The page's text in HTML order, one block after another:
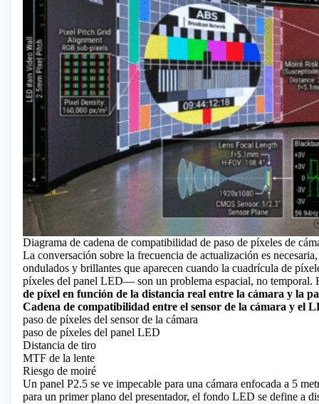
Diagrama de cadena de compatibilidad de paso de píxeles de
La conversación sobre la frecuencia de actualización es
ondulados y brillantes que aparecen cuando la cuadrícula de
píxeles del panel LED— son un problema espacial, no temporal.
de píxel en función de la distancia real entre la cámara y la
Cadena de compatibilidad entre el sensor de la cámara y el
paso de píxeles del sensor de la cámara
paso de píxeles del panel LED
Distancia de tiro
MTF de la lente
Riesgo de moiré
Un panel P2.5 se ve impecable para una cámara enfocada a 5
para un primer plano del presentador, el fondo LED se define a